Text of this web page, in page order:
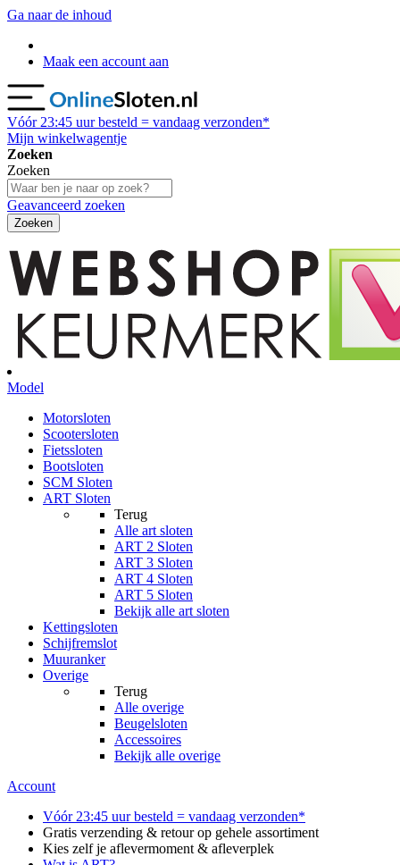
Ga naar de inhoud
Maak een account aan
Vóór 23:45 uur besteld = vandaag verzonden*
Mijn winkelwagentje
Zoeken
Zoeken
Geavanceerd zoeken
Zoeken
Model
Motorsloten
Scootersloten
Fietssloten
Bootsloten
SCM Sloten
ART Sloten
Terug
Alle art sloten
ART 2 Sloten
ART 3 Sloten
ART 4 Sloten
ART 5 Sloten
Bekijk alle art sloten
Kettingsloten
Schijfremslot
Muuranker
Overige
Terug
Alle overige
Beugelsloten
Accessoires
Bekijk alle overige
Account
Vóór 23:45 uur besteld = vandaag verzonden*
Gratis verzending & retour op gehele assortiment
Kies zelf je aflevermoment & afleverplek